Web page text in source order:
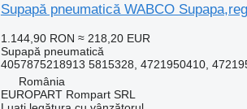
Supapă pneumatică WABCO
1.144,90 RON ≈ 218,20 EUR
Supapă pneumatică
4057875218913 5815328, 4721950410,
România
EUROPART Rompart SRL